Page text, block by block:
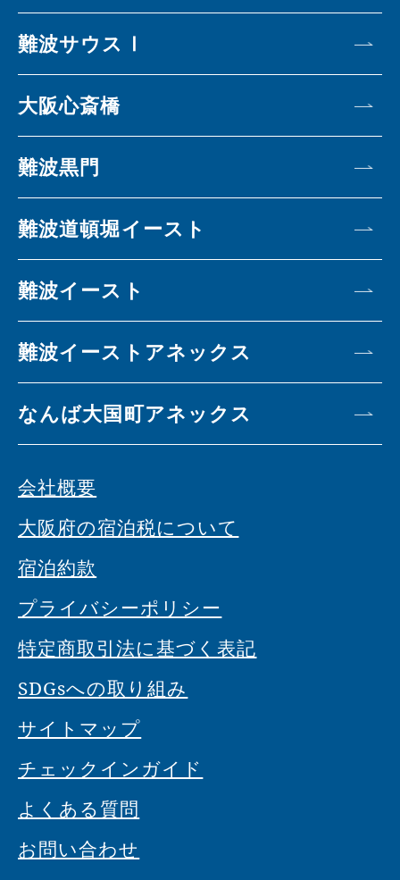
難波サウスⅠ
大阪心斎橋
難波黒門
難波道頓堀イースト
難波イースト
難波イーストアネックス
なんば大国町アネックス
会社概要
大阪府の宿泊税について
宿泊約款
プライバシーポリシー
特定商取引法に基づく表記
SDGsへの取り組み
サイトマップ
チェックインガイド
よくある質問
お問い合わせ